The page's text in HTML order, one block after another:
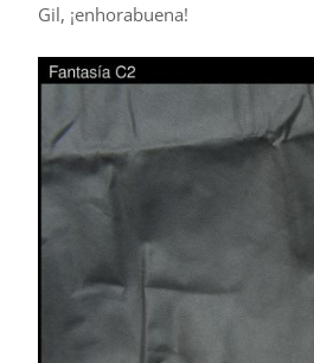
Gil, ¡enhorabuena!